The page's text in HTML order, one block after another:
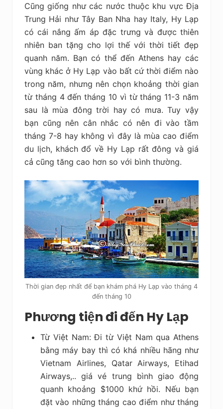
Cũng giống như các nước thuộc khu vực Địa
Trung Hải như Tây Ban Nha hay Italy, Hy Lạp
có cái nắng ấm áp đặc trưng và được thiên
nhiên ban tặng cho lợi thế với thời tiết đẹp
quanh năm. Bạn có thể đến Athens hay các
vùng khác ở Hy Lạp vào bất cứ thời điểm nào
trong năm, nhưng nên chọn khoảng thời gian
từ tháng 4 đến tháng 10 vì từ tháng 11-3 năm
sau là mùa đông trời hay có mưa. Tuy vậy
bạn cũng nên cân nhắc có nên đi vào tầm
tháng 7-8 hay không vì đây là mùa cao điểm
du lịch, khách đổ về Hy Lạp rất đông và giá
cả cũng tăng cao hơn so với bình thường.
Thời gian đẹp nhất để bạn khám phá Hy Lạp vào tháng 4
đến tháng 10
Phương tiện đi đến Hy Lạp
Từ Việt Nam: Đi từ Việt Nam qua Athens
bằng máy bay thì có khá nhiều hãng như
Vietnam Airlines, Qatar Airways, Etihad
Airways,.. giá vé trung bình giao động
quanh khoảng $1000 khứ hồi. Nếu bạn
đặt vào những tháng cao điểm như tháng